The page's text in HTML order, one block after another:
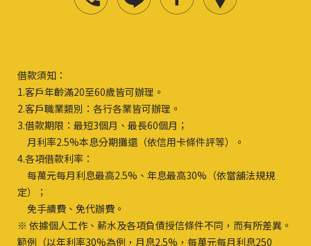
借款須知：
1.客戶年齡滿20至60歲皆可辦理。
2.客戶職業類別：各行各業皆可辦理。
3.借款期限：最短3個月、最長60個月；
月利率2.5%本息分期攤還（依信用卡條件評等）。
4.各項借款利率：
每萬元每月利息最高2.5%、年息最高30%（依當舖法規規
定）；
免手續費、免代辦費。
※ 依據個人工作、薪水及各項負債授信條件不同，而有所差異。
範例（以年利率30%為例，月息2.5%，每萬元每月利息250